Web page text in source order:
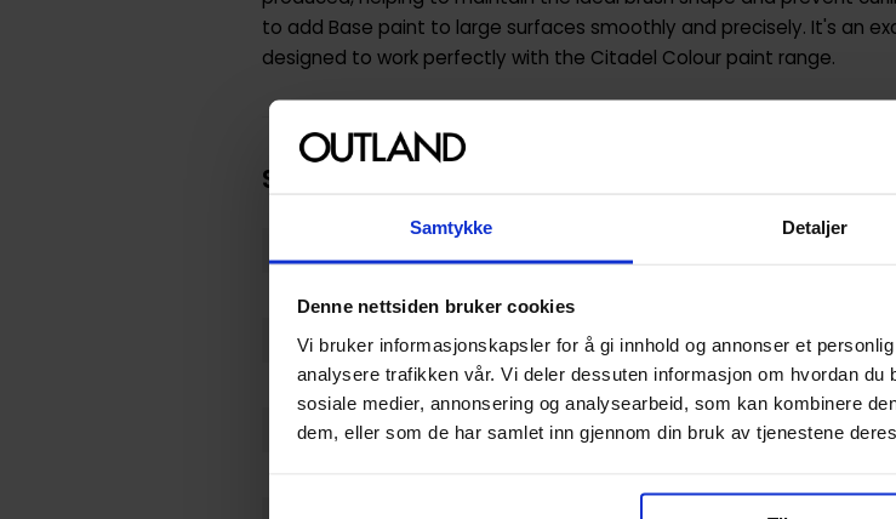
Samtykke Detaljer
Denne nettsiden bruker cookies
Vi bruker informasjonskapsler for å gi innhold og annonser et
analysere trafikken vår. Vi deler dessuten informasjon om hvordan
sosiale medier, annonsering og analysearbeid, som kan kombinere
dem, eller som de har samlet inn gjennom din bruk av tjenestene
to add Base paint to large surfaces smoothly and precisely. It's an
designed to work perfectly with the Citadel Colour paint range.
Spesifikasjoner
Opprinnelsesland :
Format
Pensel
Serie
Forfattere
Games